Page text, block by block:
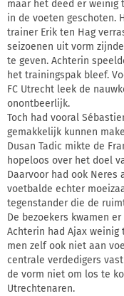
maar het deed er weinig
in de voeten geschoten.
trainer Erik ten Hag
seizoenen uit vorm
te geven. Achterin
het trainingspak bleef.
FC Utrecht leek de
onontbeerlijk.
Toch had vooral
gemakkelijk kunnen
Dusan Tadic mikte de
hopeloos over het doel
Daarvoor had ook Neres
voetbalde echter
tegenstander die de
De bezoekers kwamen
Achterin had Ajax weinig
men zelf ook niet aan
centrale verdedigers
de vorm niet om los te
Utrechtenaren.